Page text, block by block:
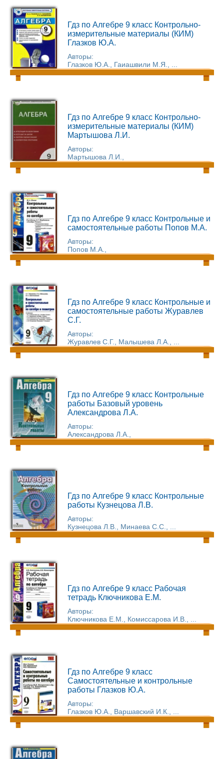
Гдз по Алгебре 9 класс Контрольно-
измерительные материалы (КИМ)
Глазков Ю.А.
Авторы:
Глазков Ю.А., Гаиашвили М.Я., ...
Гдз по Алгебре 9 класс Контрольно-
измерительные материалы (КИМ)
Мартышова Л.И.
Авторы:
Мартышова Л.И.,
Гдз по Алгебре 9 класс Контрольные и
самостоятельные работы Попов М.А.
Авторы:
Попов М.А.,
Гдз по Алгебре 9 класс Контрольные и
самостоятельные работы Журавлев
С.Г.
Авторы:
Журавлев С.Г., Малышева Л.А., ...
Гдз по Алгебре 9 класс Контрольные
работы Базовый уровень
Александрова Л.А.
Авторы:
Александрова Л.А.,
Гдз по Алгебре 9 класс Контрольные
работы Кузнецова Л.В.
Авторы:
Кузнецова Л.В., Минаева С.С., ...
Гдз по Алгебре 9 класс Рабочая
тетрадь Ключникова Е.М.
Авторы:
Ключникова Е.М., Комиссарова И.В., ...
Гдз по Алгебре 9 класс
Самостоятельные и контрольные
работы Глазков Ю.А.
Авторы:
Глазков Ю.А., Варшавский И.К., ...